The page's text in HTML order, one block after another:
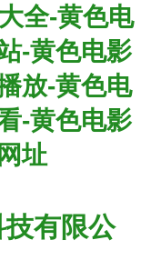
全-黄色电
-黄色电影
放-黄色电
-黄色电影
址
有限公